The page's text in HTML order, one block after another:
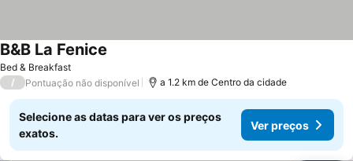
Bed & Breakfast
B&B La Fenice
/ Pontuação não disponível a 1.2 km de Centro da cidade
Selecione as datas para ver os preços
exatos.
Ver preços